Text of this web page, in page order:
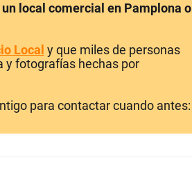
local comercial en Pamplona o
Local y que miles de personas
y fotografías hechas por
para contactar cuando antes: